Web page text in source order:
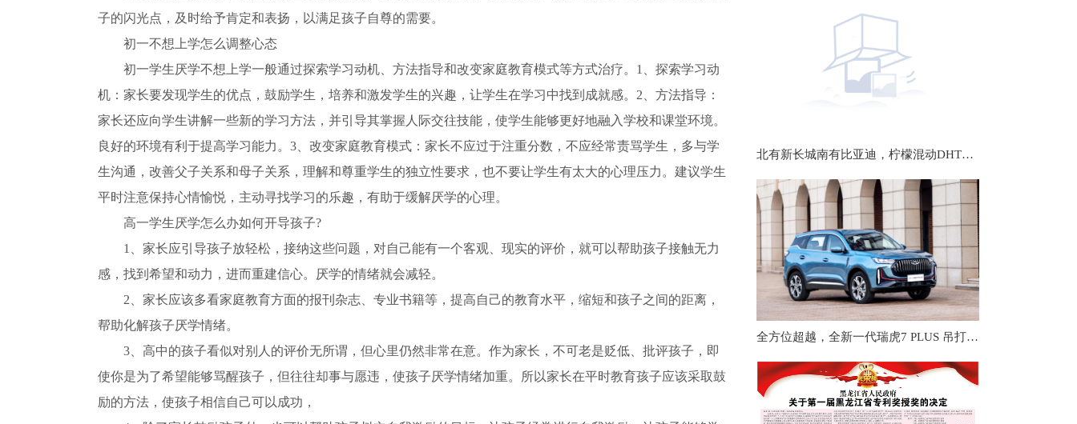
子的闪光点，及时给予肯定和表扬，以满足孩子自尊的需要。
初一不想上学怎么调整心态
初一学生厌学不想上学一般通过探索学习动机、方法指导和改变家庭教育模式等方式治疗。1、探索学习动
机：家长要发现学生的优点，鼓励学生，培养和激发学生的兴趣，让学生在学习中找到成就感。2、方法指导：
家长还应向学生讲解一些新的学习方法，并引导其掌握人际交往技能，使学生能够更好地融入学校和课堂环境。
良好的环境有利于提高学习能力。3、改变家庭教育模式：家长不应过于注重分数，不应经常责骂学生，多与学
生沟通，改善父子关系和母子关系，理解和尊重学生的独立性要求，也不要让学生有太大的心理压力。建议学生
平时注意保持心情愉悦，主动寻找学习的乐趣，有助于缓解厌学的心理。
高一学生厌学怎么办如何开导孩子?
1、家长应引导孩子放轻松，接纳这些问题，对自己能有一个客观、现实的评价，就可以帮助孩子接触无力
感，找到希望和动力，进而重建信心。厌学的情绪就会减轻。
2、家长应该多看家庭教育方面的报刊杂志、专业书籍等，提高自己的教育水平，缩短和孩子之间的距离，
帮助化解孩子厌学情绪。
3、高中的孩子看似对别人的评价无所谓，但心里仍然非常在意。作为家长，不可老是贬低、批评孩子，即
使你是为了希望能够骂醒孩子，但往往却事与愿违，使孩子厌学情绪加重。所以家长在平时教育孩子应该采取鼓
励的方法，使孩子相信自己可以成功，
北有新长城南有比亚迪，柠檬混动DHT凭什么被称为“全球最佳”？
全方位超越，全新一代瑞虎7 PLUS 吊打本田CR-V